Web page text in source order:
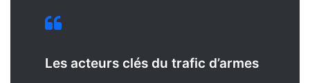
Les acteurs clés du trafic d’armes